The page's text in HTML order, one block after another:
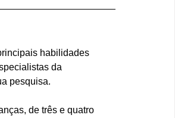
habilidades
da
pesquisa.
de três e quatro